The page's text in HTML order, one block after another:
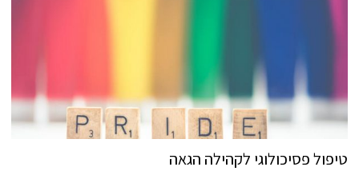
טיפול פסיכולוגי לקהילה הגאה